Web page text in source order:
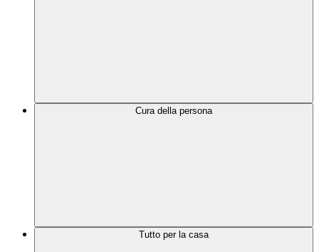
Cura della persona
Tutto per la casa